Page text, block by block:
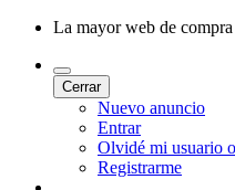
La mayor web de
Cerrar
Nuevo anuncio
Entrar
Olvidé mi usuario
Registrarme